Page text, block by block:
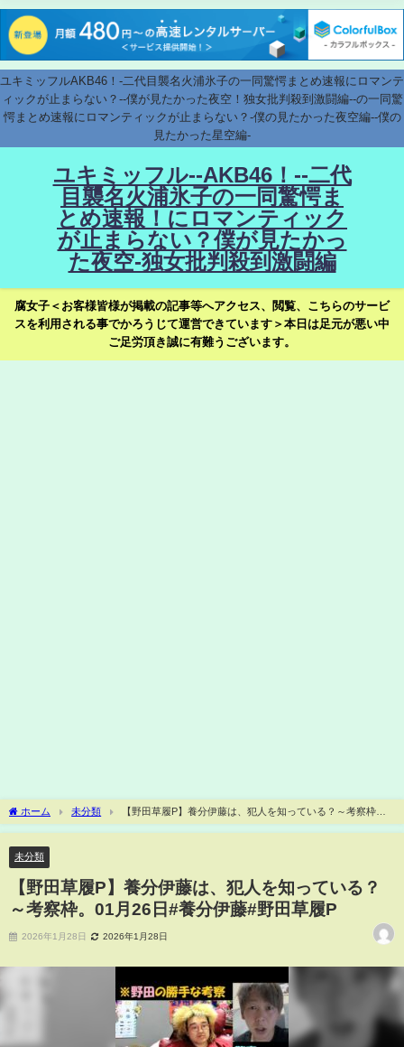
ユキミッフルAKB46！-二代目襲名火浦氷子の一同驚愕まとめ速報にロマンテ
ィックが止まらない？--僕が見たかった夜空！独女批判殺到激闘編--の一同驚
愕まとめ速報にロマンティックが止まらない？-僕の見たかった夜空編--僕の
見たかった星空編-
ユキミッフル--AKB46！--二代
目襲名火浦氷子の一同驚愕ま
とめ速報！にロマンティック
が止まらない？僕が見たかっ
た夜空-独女批判殺到激闘編
腐女子＜お客様皆様が掲載の記事等へアクセス、閲覧、こちらのサービ
スを利用される事でかろうじて運営できています＞本日は足元が悪い中
ご足労頂き誠に有難うございます。
ホーム 未分類
【野田草履P】養分伊藤は、犯人を知っている？～考察枠。
01月26日#養分伊藤#野田草履P
未分類
【野田草履P】養分伊藤は、犯人を知っている？
～考察枠。01月26日#養分伊藤#野田草履P
2026年1月28日 2026年1月28日